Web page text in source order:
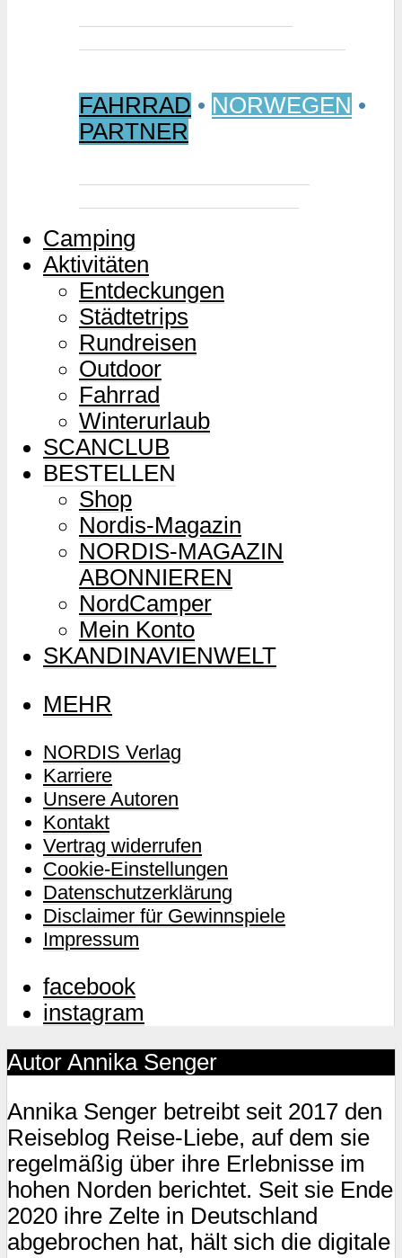
FAHRRAD • NORWEGEN •
PARTNER
Camping
Aktivitäten
Entdeckungen
Städtetrips
Rundreisen
Outdoor
Fahrrad
Winterurlaub
SCANCLUB
BESTELLEN
Shop
Nordis-Magazin
NORDIS-MAGAZIN
ABONNIEREN
NordCamper
Mein Konto
SKANDINAVIENWELT
MEHR
NORDIS Verlag
Karriere
Unsere Autoren
Kontakt
Vertrag widerrufen
Cookie-Einstellungen
Datenschutzerklärung
Disclaimer für Gewinnspiele
Impressum
facebook
instagram
Autor Annika Senger
Annika Senger betreibt seit 2017 den
Reiseblog Reise-Liebe, auf dem sie
regelmäßig über ihre Erlebnisse im
hohen Norden berichtet. Seit sie Ende
2020 ihre Zelte in Deutschland
abgebrochen hat, hält sich die digitale